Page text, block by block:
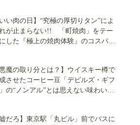
いい肉の日】“究極の厚切りタン”によ
が止まらない!! 「町焼肉」をテー
した『極上の焼肉体験』のコスパが
悪魔の取り分とは？】ウイスキー樽で
させたコーヒー豆「デビルズ・ギフ
」の“ノンアル”とは思えない味わいに
嘘だろ】東京駅「丸ビル」前でバスに